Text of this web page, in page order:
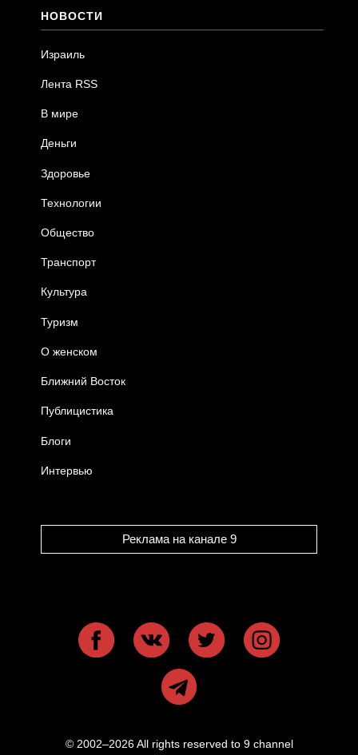
НОВОСТИ
Израиль
Лента RSS
В мире
Деньги
Здоровье
Технологии
Общество
Транспорт
Культура
Туризм
О женском
Ближний Восток
Публицистика
Блоги
Интервью
Реклама на канале 9
© 2002–2026 All rights reserved to 9 channel